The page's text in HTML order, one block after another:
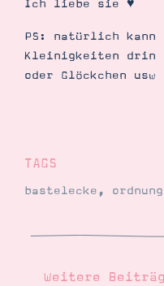
Ich liebe sie ♥
PS: natürlich kann
Kleinigkeiten drin
oder Glöckchen usw
TAGS
bastelecke, ordnung
Weitere